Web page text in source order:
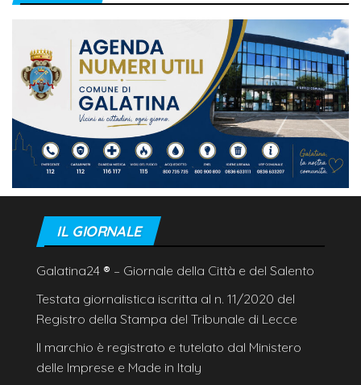
IL GIORNALE
Galatina24 ® – Giornale della Città e del Salento
Testata giornalistica iscritta al n. 11/2020 del
Registro della Stampa del Tribunale di Lecce
Il marchio è registrato e tutelato dal Ministero
delle Imprese e Made in Italy